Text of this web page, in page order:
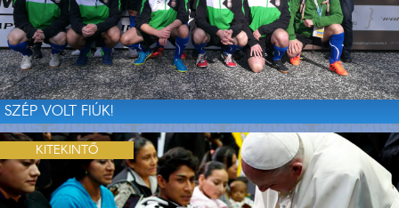
SZÉP VOLT FIÚK!
KITEKINTŐ